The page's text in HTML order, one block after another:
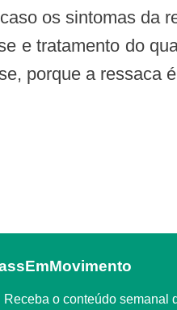
e tratamento do
porque a ressaca
Receba o conteúdo semanal do Conass com as